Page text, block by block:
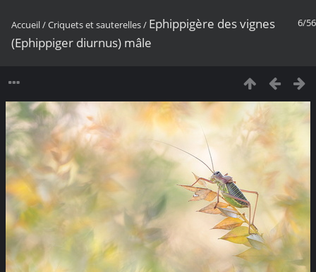
6/56
Accueil/Criquets et sauterelles/ Ephippigère des vignes
(Ephippiger diurnus) mâle